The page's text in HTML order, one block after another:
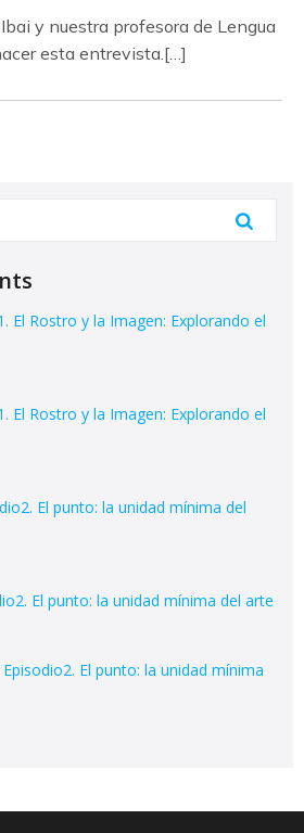
y nuestra profesora de Lengua
esta entrevista.[…]
El Rostro y la Imagen: Explorando el
El Rostro y la Imagen: Explorando el
El punto: la unidad mínima del
El punto: la unidad mínima del arte
Episodio2. El punto: la unidad mínima